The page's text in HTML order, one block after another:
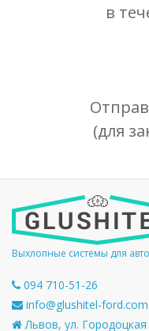
в
(для
Выхлопные системы для
094 710-51-26
info@glushitel-
Львов, ул. Городоцкая